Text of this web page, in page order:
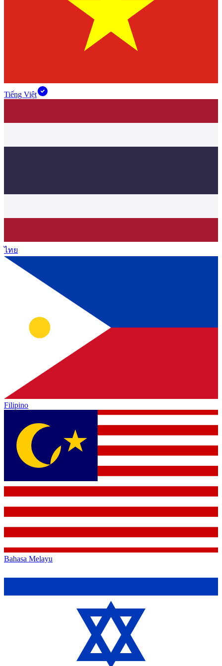
Tiếng Việt
ไทย
Filipino
Bahasa Melayu